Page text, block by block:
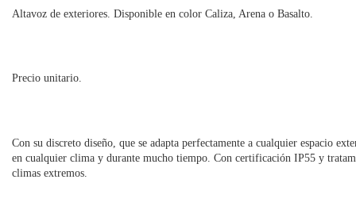
Altavoz de exteriores. Disponible en color Caliza, Arena o Basalto.
Precio unitario.
Con su discreto diseño, que se adapta perfectamente a cualquier espacio
en cualquier clima y durante mucho tiempo. Con certificación IP55 y
climas extremos.